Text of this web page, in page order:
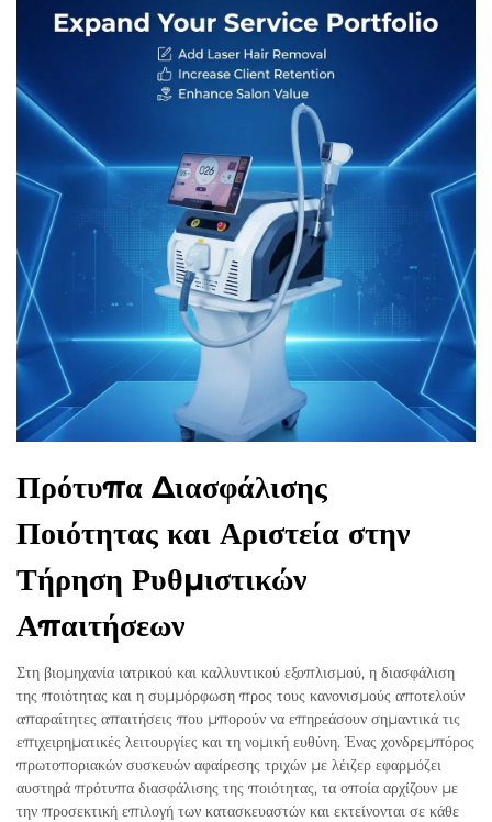
Πρότυπα Διασφάλισης
Ποιότητας και Αριστεία στην
Τήρηση Ρυθμιστικών
Απαιτήσεων
Στη βιομηχανία ιατρικού και καλλυντικού εξοπλισμού, η διασφάλιση
της ποιότητας και η συμμόρφωση προς τους κανονισμούς αποτελούν
απαραίτητες απαιτήσεις που μπορούν να επηρεάσουν σημαντικά τις
επιχειρηματικές λειτουργίες και τη νομική ευθύνη. Ένας χονδρεμπόρος
πρωτοποριακών συσκευών αφαίρεσης τριχών με λέιζερ εφαρμόζει
αυστηρά πρότυπα διασφάλισης της ποιότητας, τα οποία αρχίζουν με
την προσεκτική επιλογή των κατασκευαστών και εκτείνονται σε κάθε